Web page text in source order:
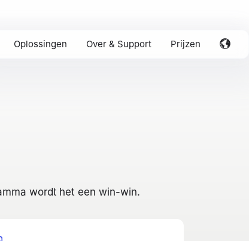
Oplossingen Over & Support Prijzen
wordt het een win-win.